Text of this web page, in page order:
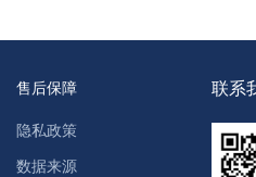
售后保障
隐私政策
数据来源
联系